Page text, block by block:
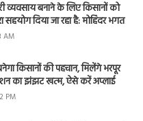
व्यवसाय बनाने के लिए किसानों को
सहयोग दिया जा रहा है: मोहिंदर भगत
AM
किसानों की पहचान, मिलेंगे भरपूर
का झंझट खत्म, ऐसे करें अप्लाई
PM